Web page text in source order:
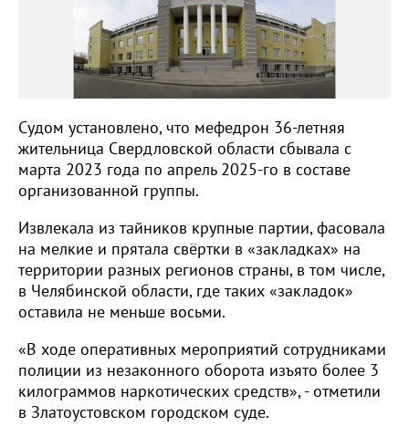
Судом установлено, что мефедрон 36-летняя
жительница Свердловской области сбывала с
марта 2023 года по апрель 2025-го в составе
организованной группы.
Извлекала из тайников крупные партии, фасовала
на мелкие и прятала свёртки в «закладках» на
территории разных регионов страны, в том числе,
в Челябинской области, где таких «закладок»
оставила не меньше восьми.
«В ходе оперативных мероприятий сотрудниками
полиции из незаконного оборота изъято более 3
килограммов наркотических средств», - отметили
в Златоустовском городском суде.